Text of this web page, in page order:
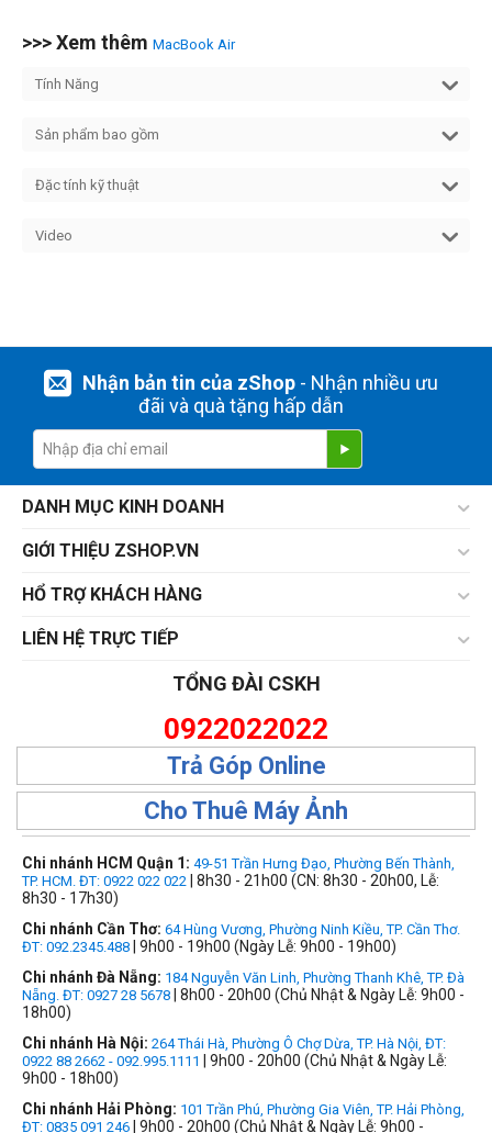
>>> Xem thêm MacBook Air
Tính Năng
Sản phẩm bao gồm
Đặc tính kỹ thuật
Video
Nhận bản tin của zShop- Nhận nhiều ưu
đãi và quà tặng hấp dẫn
DANH MỤC KINH DOANH
GIỚI THIỆU ZSHOP.VN
HỔ TRỢ KHÁCH HÀNG
LIÊN HỆ TRỰC TIẾP
TỔNG ĐÀI CSKH
0922022022
Trả Góp Online
Cho Thuê Máy Ảnh
Chi nhánh HCM Quận 1: 49-51 Trần Hưng Đạo, Phường Bến Thành,
TP. HCM. ĐT: 0922 022 022 | 8h30 - 21h00 (CN: 8h30 - 20h00, Lễ:
8h30 - 17h30)
Chi nhánh Cần Thơ: 64 Hùng Vương, Phường Ninh Kiều, TP. Cần Thơ.
ĐT: 092.2345.488 | 9h00 - 19h00 (Ngày Lễ: 9h00 - 19h00)
Chi nhánh Đà Nẵng: 184 Nguyễn Văn Linh, Phường Thanh Khê, TP. Đà
Nẵng. ĐT: 0927 28 5678 | 8h00 - 20h00 (Chủ Nhật & Ngày Lễ: 9h00 -
18h00)
Chi nhánh Hà Nội: 264 Thái Hà, Phường Ô Chợ Dừa, TP. Hà Nội, ĐT:
0922 88 2662 - 092.995.1111
| 9h00 - 20h00 (Chủ Nhật & Ngày Lễ:
9h00 - 18h00)
Chi nhánh Hải Phòng: 101 Trần Phú, Phường Gia Viên, TP. Hải Phòng,
ĐT: 0835 091 246 | 9h00 - 20h00 (Chủ Nhật & Ngày Lễ: 9h00 -